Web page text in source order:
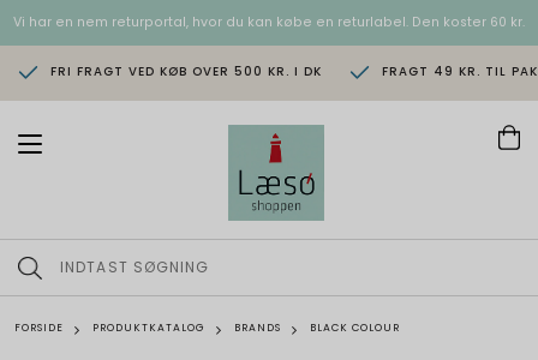
Vi har en nem returportal, hvor du kan købe en returlabel. Den koster 60 kr.
FRI FRAGT VED KØB OVER 500 KR. I DK FRAGT 49 KR. TIL
T
n
a
i
FORSIDE PRODUKTKATALOG BRANDS BLACK COLOUR